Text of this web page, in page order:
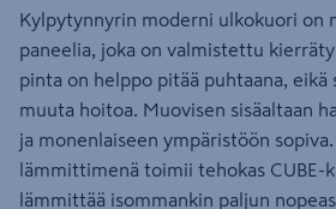
Kylpytynnyrin moderni ulkokuori on
paneelia, joka on valmistettu
pinta on helppo pitää puhtaana, eikä
muuta hoitoa. Muovisen sisäaltaan
ja monenlaiseen ympäristöön
lämmittimenä toimii tehokas CUBE-
lämmittää isommankin paljun